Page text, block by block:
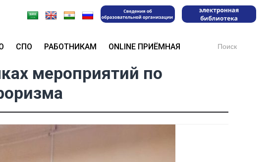
СПО РАБОТНИКАМ ONLINE ПРИЁМНАЯ for:
мероприятий по